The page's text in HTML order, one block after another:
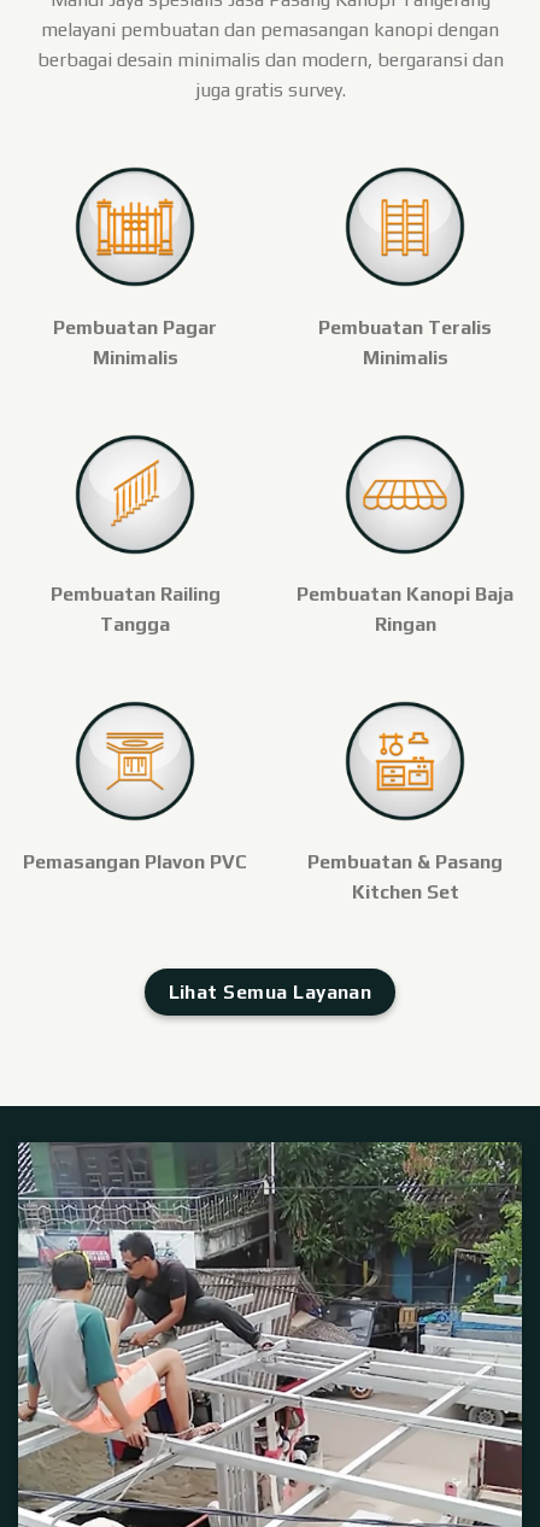
melayani pembuatan dan pemasangan kanopi dengan
berbagai desain minimalis dan modern, bergaransi dan
juga gratis survey.
Pembuatan Pagar
Minimalis
Pembuatan Teralis
Minimalis
Pembuatan Railing
Tangga
Pembuatan Kanopi Baja
Ringan
Pemasangan Plavon PVC
Pembuatan & Pasang
Kitchen Set
Lihat Semua Layanan